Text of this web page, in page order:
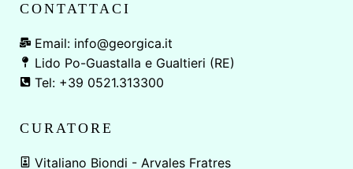
CURATORE
Vitaliano Biondi - Arvales Fratres
CONTATTACI
Email: info@georgica.it
Lido Po-Guastalla e Gualtieri (RE)
Tel: +39 0521.313300